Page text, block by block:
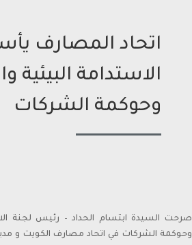
اتحاد المصارف
الاستدامة البيئية
وحوكمة الشركات
صرحت السيدة ابتسام الحداد – رئيس لجنة
وحوكمة الشركات في اتحاد مصارف الكويت و